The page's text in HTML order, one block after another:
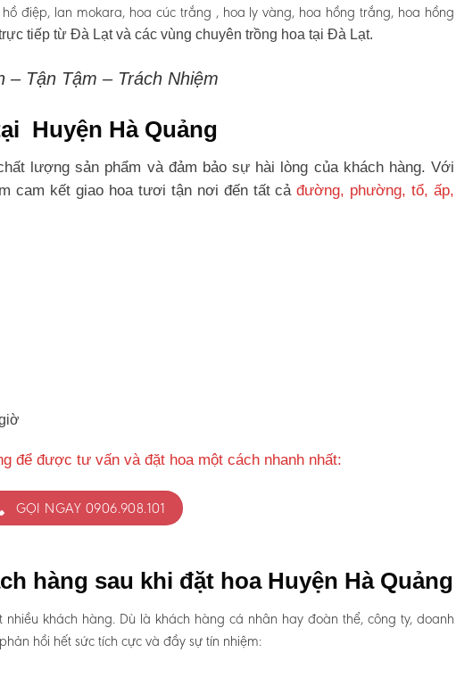
điệp, lan mokara, hoa cúc trắng , hoa ly vàng, hoa hồng trắng, hoa hồng
tiếp từ Đà Lạt và các vùng chuyên trồng hoa tại Đà Lạt.
– Tận Tậm – Trách Nhiệm
Huyện Hà Quảng
lượng sản phẩm và đảm bảo sự hài lòng của khách hàng. Với
cam kết giao hoa tươi tận nơi đến tất cảđường, phường, tổ, ấp,
để được tư vấn và đặt hoa một cách nhanh nhất:
GỌI NGAY 0906.908.101
hàng sau khi đặt hoa Huyện Hà Quảng
khách hàng. Dù là khách hàng cá nhân hay đoàn thể, công ty, doanh
hồi hết sức tích cực và đầy sự tín nhiệm: